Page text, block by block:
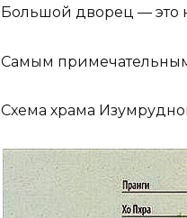
Большой дворец — это
Самым
Схема храма